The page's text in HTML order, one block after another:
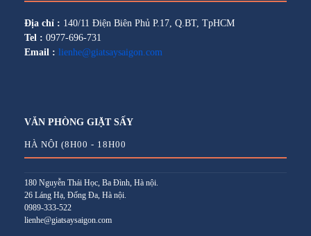
Địa chỉ : 140/11 Điện Biên Phủ P.17, Q.BT, TpHCM
Tel : 0977-696-731
Email : lienhe@giatsaysaigon.com
VĂN PHÒNG GIẶT SẤY
HÀ NỘI (8H00 - 18H00
180 Nguyễn Thái Học, Ba Đình, Hà nội.
26 Láng Hạ, Đống Đa, Hà nội.
0989-333-522
lienhe@giatsaysaigon.com